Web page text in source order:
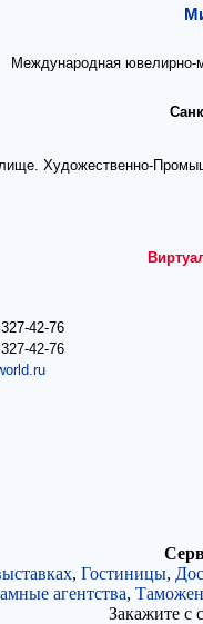
Международная ювелирно-
Художественно-
42-76
42-76
, Гостиницы,
агентства,
Закажите с